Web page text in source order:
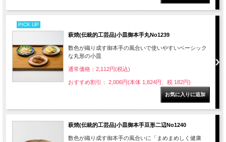
PICK UP
萩焼(伝統的工芸品)小皿御本手丸No1239
数色が織り成す御本手の風合いで使いやすいベーシック
な丸形の小皿
通常価格：2,112円(税込)
おすすめ割引： 2,006円(本体 1,824円、税 182円)
萩焼(伝統的工芸品)小皿御本手豆形二辺No1240
数色が織り成す御本手の風合いに「まめまめしく健康